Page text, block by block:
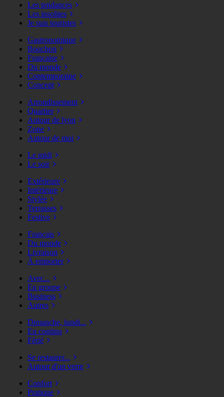
Les tendances
Les insolites
Je suis touristes
Gastronomique
Bouchon
Française
Du monde
Contemporaine
Concept
Arrondissement
Quartier
Autour de lyon
Zone
Autour de moi
Le midi
Le soir
Extérieure
Intérieure
Stylée
Terrasses
Festive
Français
Du monde
Livraison
À emporter
Avec...
En groupe
Business
Autres
Dimanche, lundi...
En continu
Férié
Se restaurer...
Autour d'un verre
Confort
Pratique